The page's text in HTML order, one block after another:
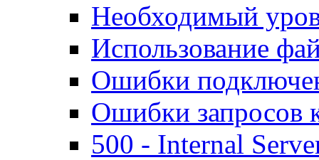
Необходимый
Использование
Ошибки
Ошибки запросов
500 - Internal